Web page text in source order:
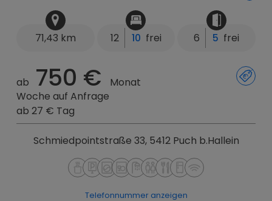
71,43 km 12 10 frei 6 5 frei
ab 750 €
Monat
Woche auf Anfrage
ab 27 € Tag
Schmiedpointstraße 33, 5412 Puch b.Hallein
Telefonnummer anzeigen